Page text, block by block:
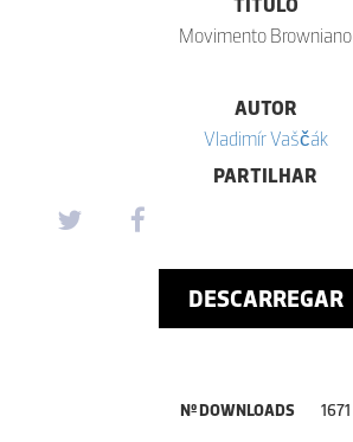
Movimento Browniano
AUTOR
Vladimír Vaščák
PARTILHAR
DESCARREGAR
Nº DOWNLOADS 1671